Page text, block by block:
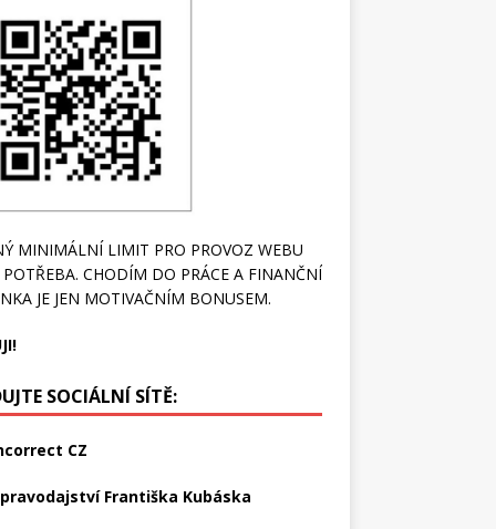
MINIMÁLNÍ LIMIT PRO PROVOZ WEBU
CHODÍM DO PRÁCE A FINANČNÍ
JE JEN MOTIVAČNÍM BONUSEM.
SOCIÁLNÍ SÍTĚ:
CZ
Františka Kubáska